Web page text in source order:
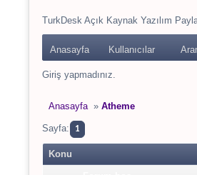
TurkDesk Açık Kaynak Yazılım
Anasayfa Kullanıcılar
Giriş yapmadınız.
Anasayfa » Atheme
Sayfa: 1
Konu